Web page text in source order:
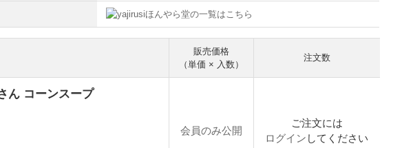
ほんやら堂の一覧はこちら
販売価格
（単価 × 入数）
注文数
ん コーンスープ
会員のみ公開
ご注文には
ログイン してください